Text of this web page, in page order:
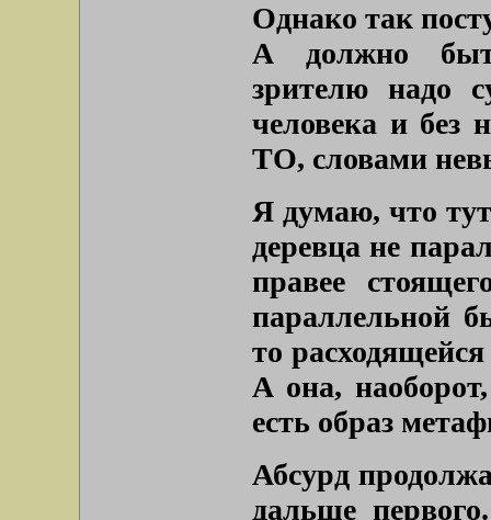
Однако так
А должно
зрителю надо
человека и без
ТО, словами
Я думаю, что
деревца не
правее
параллельной
то
А она,
есть образ
Абсурд
дальше